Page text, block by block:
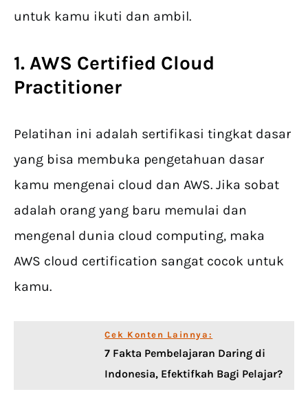
untuk kamu ikuti dan ambil.
1. AWS Certified Cloud
Practitioner
Pelatihan ini adalah sertifikasi tingkat dasar
yang bisa membuka pengetahuan dasar
kamu mengenai cloud dan AWS. Jika sobat
adalah orang yang baru memulai dan
mengenal dunia cloud computing, maka
AWS cloud certification sangat cocok untuk
kamu.
Cek Konten Lainnya:
7 Fakta Pembelajaran Daring di
Indonesia, Efektifkah Bagi Pelajar?